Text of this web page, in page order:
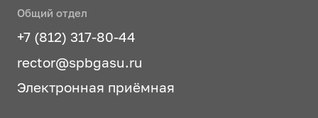
Общий отдел
+7 (812) 317-80-44
rector@spbgasu.ru
Электронная приёмная